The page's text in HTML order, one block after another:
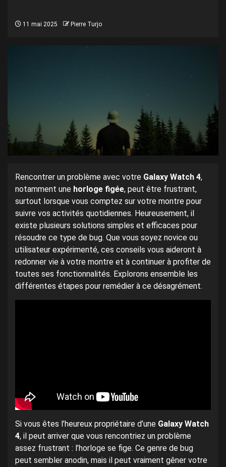
11 mai 2025 Pierre Turjo
Rencontrer un problème avec votre Galaxy Watch 4,
notamment une horloge figée, peut être frustrant,
surtout lorsque vous comptez sur votre montre pour
suivre vos activités quotidiennes. Heureusement, il
existe plusieurs solutions simples et efficaces pour
résoudre ce type de bug. Que vous soyez novice ou
utilisateur expérimenté, ces conseils vous aideront à
redonner vie à votre montre et à continuer à profiter de
toutes ses fonctionnalités. Explorons ensemble les
différentes étapes pour remédier à ce désagrément.
Si vous êtes l’heureux propriétaire d’une Galaxy Watch
4, il peut arriver que vous rencontriez un problème
assez frustrant : l’horloge se fige. Ce genre de bug
peut sembler anodin, mais il peut vraiment gêner votre